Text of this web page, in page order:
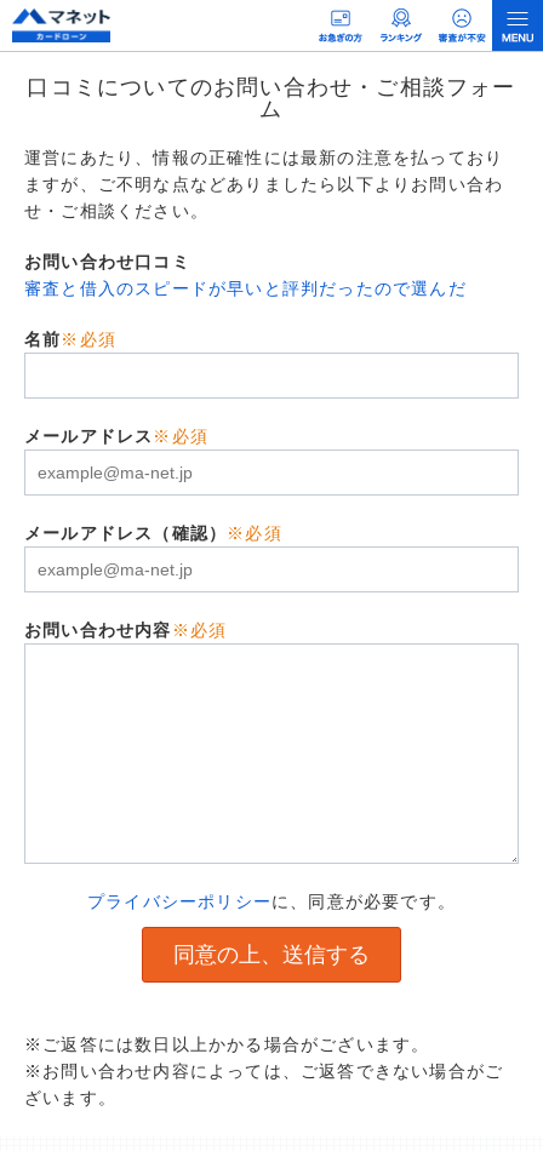
口コミについてのお問い合わせ・ご相談フォー
ム
運営にあたり、情報の正確性には最新の注意を払っており
ますが、ご不明な点などありましたら以下よりお問い合わ
せ・ご相談ください。
お問い合わせ口コミ
審査と借入のスピードが早いと評判だったので選んだ
名前※必須
メールアドレス ※必須
メールアドレス（確認） ※必須
お問い合わせ内容 ※必須
プライバシーポリシーに、同意が必要です。
※ご返答には数日以上かかる場合がございます。
※お問い合わせ内容によっては、ご返答できない場合がご
ざいます。